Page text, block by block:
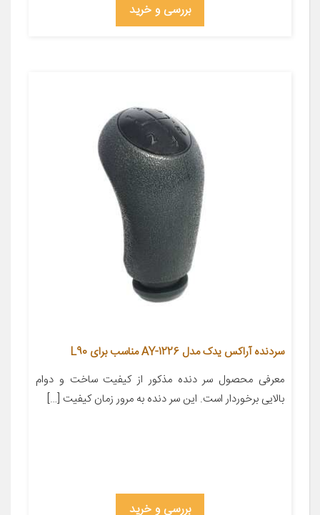
بررسی و خرید
سردنده آراکس یدک مدل AY-1226 مناسب برای L90
معرفی محصول سر دنده مذکور از کیفیت ساخت و دوام
بالایی برخوردار است. این سر دنده به مرور زمان کیفیت […]
بررسی و خرید